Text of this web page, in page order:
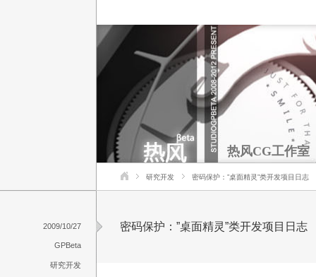
热风CG工作室
研究开发 密码保护：”桌面精灵”类开发项目日志
密码保护：”桌面精灵”类开发项目日志
2009/10/27
GPBeta
研究开发